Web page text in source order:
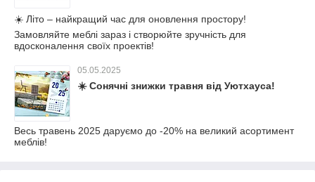
☀️ Літо – найкращий час для оновлення простору!
Замовляйте меблі зараз і створюйте зручність для
вдосконалення своїх проектів!
05.05.2025
☀️ Сонячні знижки травня від Уютхауса!
Весь травень 2025 даруємо до -20% на великий асортимент
меблів!